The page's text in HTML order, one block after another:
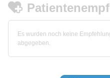
Es wurden noch keine
abgegeben.